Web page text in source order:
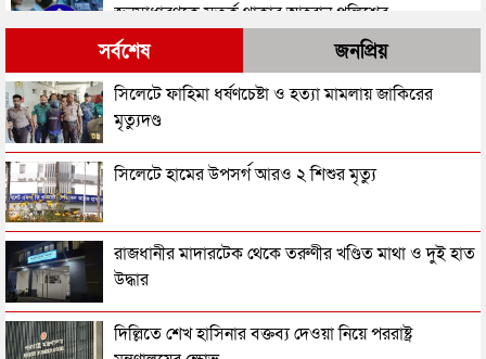
জনসাধারণকে সতর্ক থাকার আহ্বান পুলিশের
৩ মাসে পুলিশের হাতে গ্রেপ্তার ১ লাখ ৪২ হাজার
ছেলের ছুরি কাঘাতে বাবা-মা খুন
মহিলা আওয়ামী লীগ নেত্রী শিলার মরদেহ উদ্ধার
বিছানায় পড়েছিল গৃহবধূর লাশ, স্বামী-সন্তান উধাও
সর্বশেষ জনপ্রিয়
সিলেটে ফাহিমা ধর্ষণচেষ্টা ও হত্যা মামলায় জাকিরের
মৃত্যুদণ্ড
সিলেটে হামের উপসর্গ আরও ২ শিশুর মৃত্যু
রাজধানীর মাদারটেক থেকে তরুণীর খণ্ডিত মাথা ও দুই হাত
উদ্ধার
দিল্লিতে শেখ হাসিনার বক্তব্য দেওয়া নিয়ে পররাষ্ট্র